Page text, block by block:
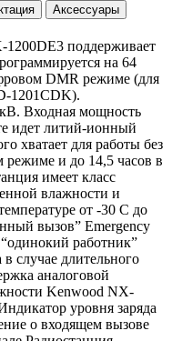
Аксессуары
поддерживает
на 64
DMR режиме (для
1201CDK).
Входная мощность
идет литий-ионный
хватает для работы без
режиме и до 14,5 часов в
имеет класс
влажности и
от -30 С до
вызов” Emergency
работник”
случае длительного
аналоговой
Kenwood NX-
уровня заряда
о входящем вызове